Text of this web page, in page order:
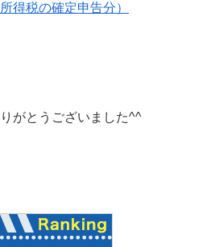
得税の確定申告分）
がとうございました^^